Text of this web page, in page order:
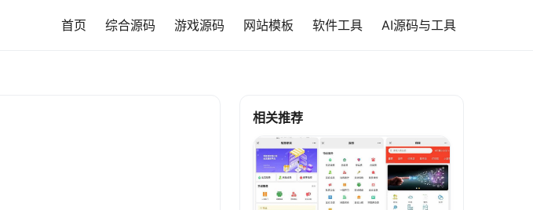
首页 综合源码 游戏源码 网站模板 软件工具 AI源码与工具
相关推荐